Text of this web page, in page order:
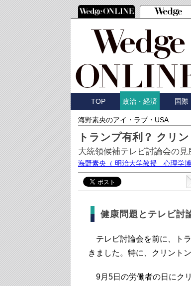
TOP 政治・経済 国際
海野素央のアイ・ラブ・USA
トランプ有利？ クリ
大統領候補テレビ討論会の見
海野素央 （ 明治大学教授 心理学博
健康問題とテレビ討
テレビ討論会を前に、ト
きました。特に、クリント
9月5日の労働者の日にク